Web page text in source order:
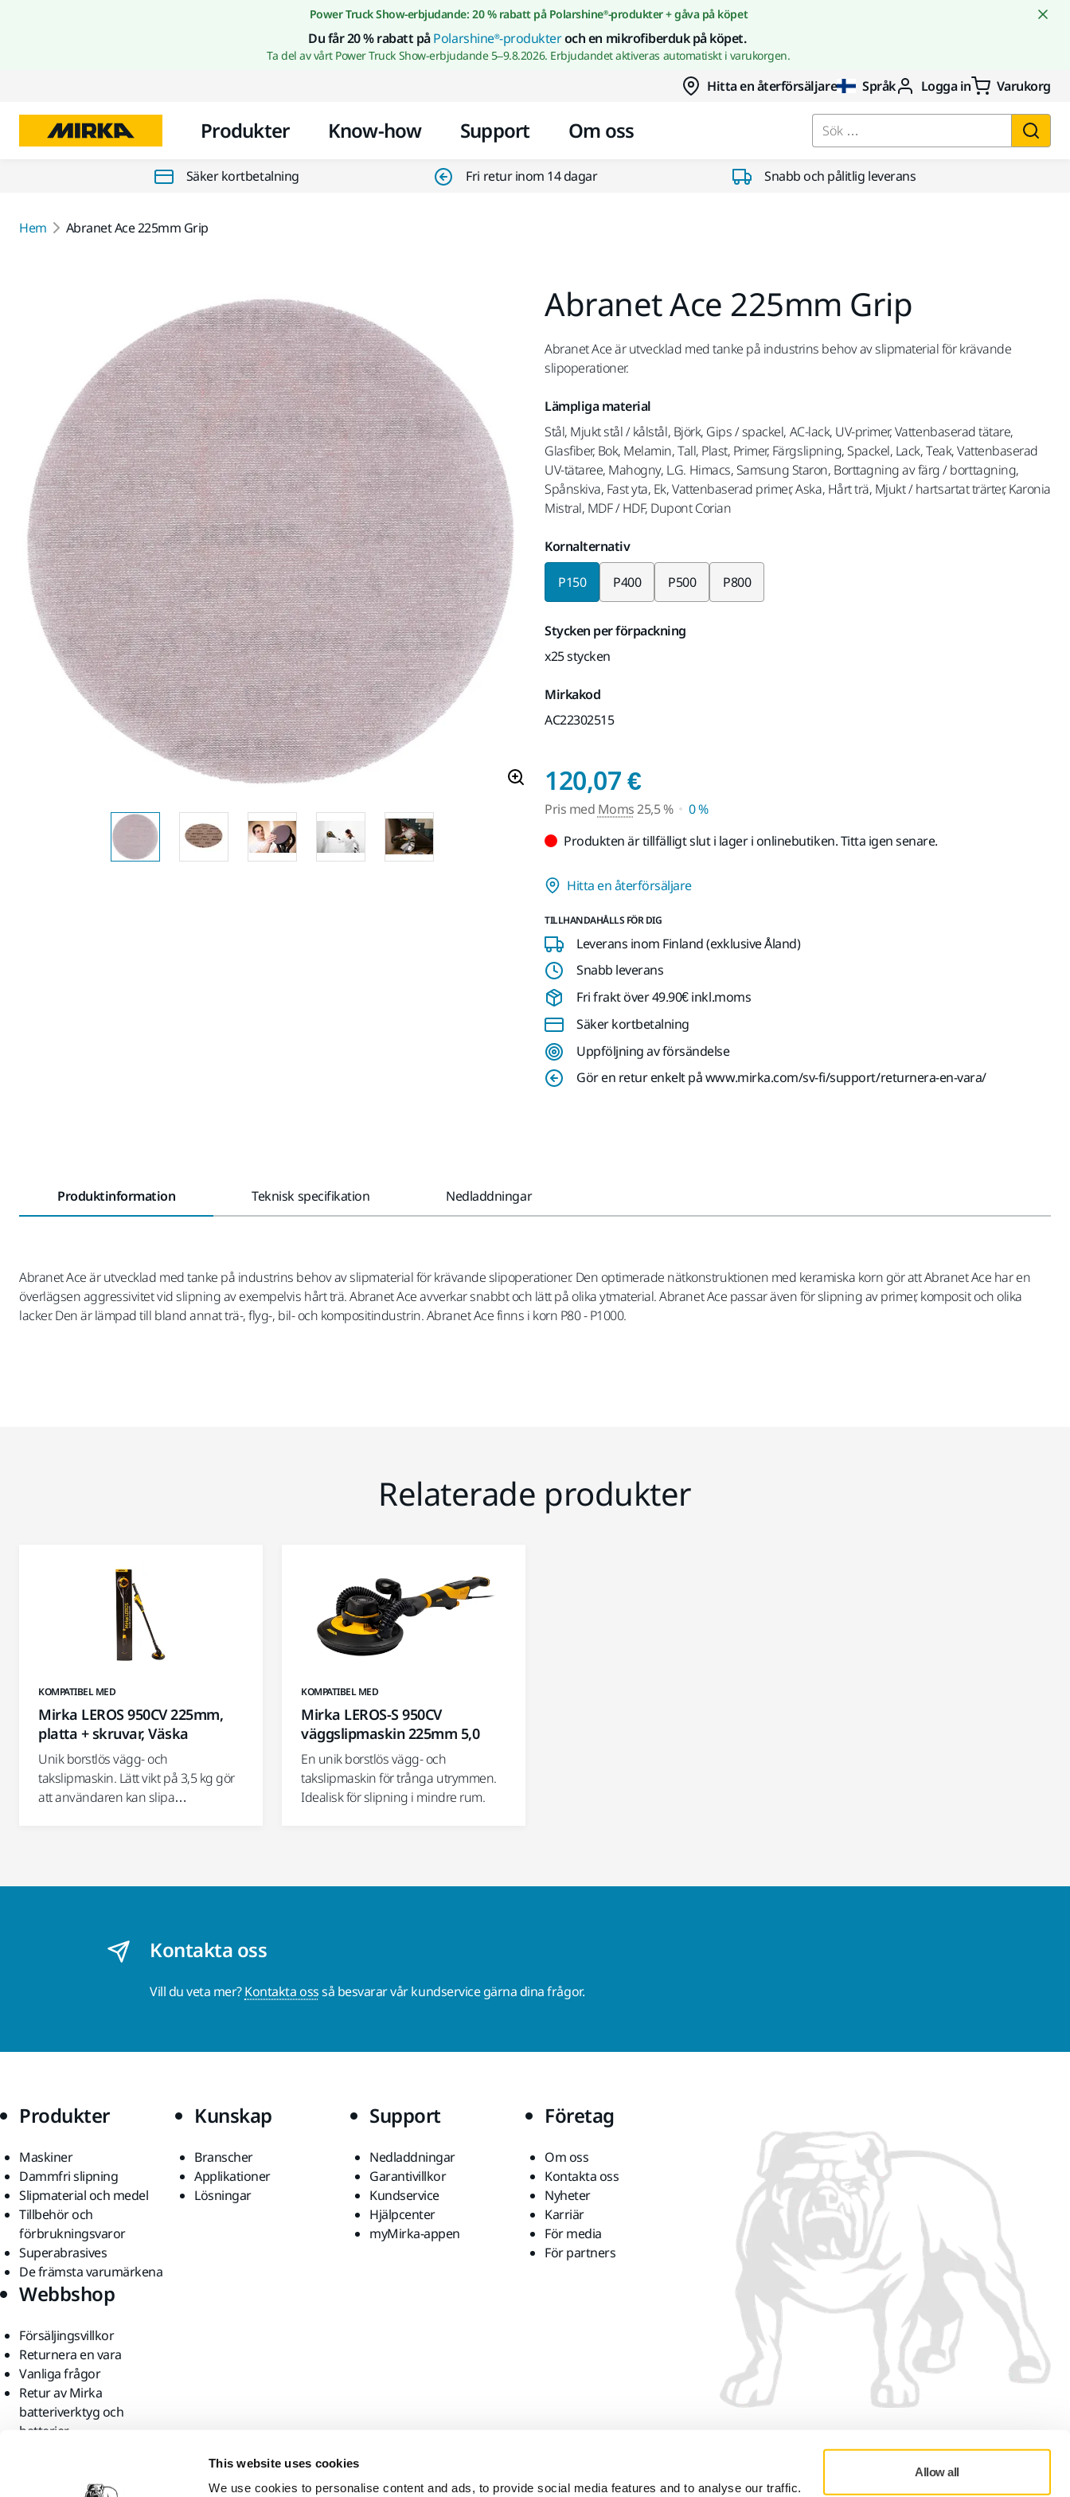
This website uses cookies
We use cookies to personalise content and ads, to provide social media features and to analyse our traffic.
Allow all
Gå till innehållet
Power Truck Show-erbjudande: 20 % rabatt på Polarshine®-produkter + gåva på köpet
Du får 20 % rabatt påPolarshine®-produkteroch en mikrofiberduk på köpet.
Ta del av vårt Power Truck Show-erbjudande 5–9.8.2026. Erbjudandet aktiveras automatiskt i varukorgen.
Hitta en återförsäljare Språk Logga in Varukorg
Produkter Know-how Support Om oss Sök …
Säker kortbetalning Fri retur inom 14 dagar Snabb och pålitlig leverans
Hem Abranet Ace 225mm Grip
Abranet Ace 225mm Grip
Abranet Ace är utvecklad med tanke på industrins behov av slipmaterial för krävande
slipoperationer.
Lämpliga material
Stål, Mjukt stål / kålstål, Björk, Gips / spackel, AC-lack, UV-primer, Vattenbaserad tätare,
Glasfiber, Bok, Melamin, Tall, Plast, Primer, Färgslipning, Spackel, Lack, Teak, Vattenbaserad
UV-tätaree, Mahogny, L.G. Himacs, Samsung Staron, Borttagning av färg / borttagning,
Spånskiva, Fast yta, Ek, Vattenbaserad primer, Aska, Hårt trä, Mjukt / hartsartat trärter, Karonia
Mistral, MDF / HDF, Dupont Corian
Kornalternativ
P150 P400 P500 P800
Stycken per förpackning
x25 stycken
Mirkakod
AC22302515
120,07 €Pris med Moms 25,5 %
Pris med Moms25,5 %
0 %
Produkten är tillfälligt slut i lager i onlinebutiken. Titta igen senare.
Hitta en återförsäljare
TILLHANDAHÅLLS FÖR DIG
Leverans inom Finland (exklusive Åland)
Snabb leverans
Fri frakt över 49.90€ inkl.moms
Säker kortbetalning
Uppföljning av försändelse
Gör en retur enkelt på www.mirka.com/sv-fi/support/returnera-en-vara/
Produktinformation Teknisk specifikation Nedladdningar
Abranet Ace är utvecklad med tanke på industrins behov av slipmaterial för krävande slipoperationer. Den optimerade nätkonstruktionen med keramiska korn gör att Abranet Ace har en
överlägsen aggressivitet vid slipning av exempelvis hårt trä. Abranet Ace avverkar snabbt och lätt på olika ytmaterial. Abranet Ace passar även för slipning av primer, komposit och olika
lacker. Den är lämpad till bland annat trä-, flyg-, bil- och kompositindustrin. Abranet Ace finns i korn P80 - P1000.
Relaterade produkter
KOMPATIBEL MED
Mirka LEROS 950CV 225mm,
platta + skruvar, Väska
Unik borstlös vägg- och
takslipmaskin. Lätt vikt på 3,5 kg gör
att användaren kan slipa…
KOMPATIBEL MED
Mirka LEROS-S 950CV
väggslipmaskin 225mm 5,0
En unik borstlös vägg- och
takslipmaskin för trånga utrymmen.
Idealisk för slipning i mindre rum.
Kontakta oss
Vill du veta mer?Kontakta ossså besvarar vår kundservice gärna dina frågor.
Produkter
Maskiner
Dammfri slipning
Slipmaterial och medel
Tillbehör och
förbrukningsvaror
Superabrasives
De främsta varumärkena
Kunskap
Branscher
Applikationer
Lösningar
Support
Nedladdningar
Garantivillkor
Kundservice
Hjälpcenter
myMirka-appen
Företag
Om oss
Kontakta oss
Nyheter
Karriär
För media
För partners
Webbshop
Försäljingsvillkor
Returnera en vara
Vanliga frågor
Retur av Mirka
batteriverktyg och
batterier